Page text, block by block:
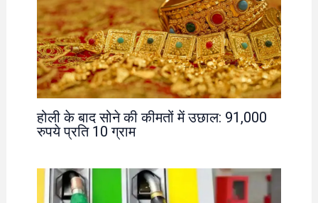
होली के बाद सोने की कीमतों में उछाल: 91,000
रुपये प्रति 10 ग्राम